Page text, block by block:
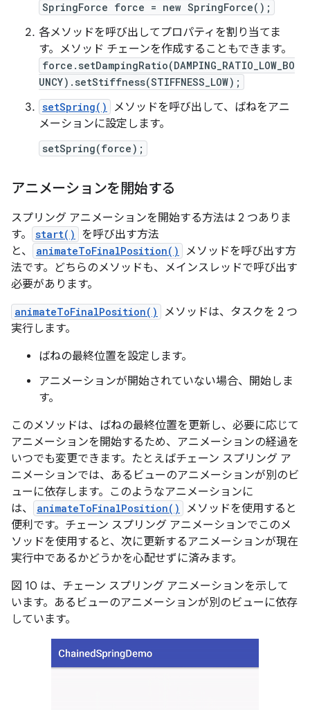
SpringForce force = new SpringForce();
各メソッドを呼び出してプロパティを割り当てま
す。メソッド チェーンを作成することもできます。
force.setDampingRatio(DAMPING_RATIO_LOW_BO
UNCY).setStiffness(STIFFNESS_LOW);
setSpring()
メソッドを呼び出して、ばねをアニ
メーションに設定します。
setSpring(force);
アニメーションを開始する
スプリング アニメーションを開始する方法は 2 つありま
す。
start()
を呼び出す方法
と、
animateToFinalPosition()
メソッドを呼び出す方
法です。どちらのメソッドも、メインスレッドで呼び出す
必要があります。
animateToFinalPosition()
メソッドは、タスクを 2 つ
実行します。
ばねの最終位置を設定します。
アニメーションが開始されていない場合、開始しま
す。
このメソッドは、ばねの最終位置を更新し、必要に応じて
アニメーションを開始するため、アニメーションの経過を
いつでも変更できます。たとえばチェーン スプリング ア
ニメーションでは、あるビューのアニメーションが別のビ
ューに依存します。このようなアニメーションに
は、
animateToFinalPosition()
メソッドを使用すると
便利です。チェーン スプリング アニメーションでこのメ
ソッドを使用すると、次に更新するアニメーションが現在
実行中であるかどうかを心配せずに済みます。
図 10 は、チェーン スプリング アニメーションを示して
います。あるビューのアニメーションが別のビューに依存
しています。